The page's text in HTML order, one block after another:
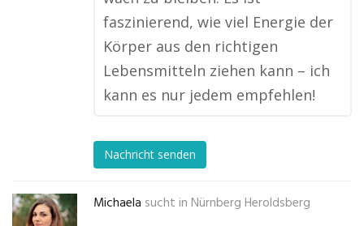
faszinierend, wie viel Energie der
Körper aus den richtigen
Lebensmitteln ziehen kann – ich
kann es nur jedem empfehlen!
Nachricht senden
Michaela sucht in Nürnberg Heroldsberg